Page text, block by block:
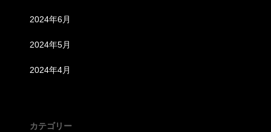
2024年6月
2024年5月
2024年4月
カテゴリー